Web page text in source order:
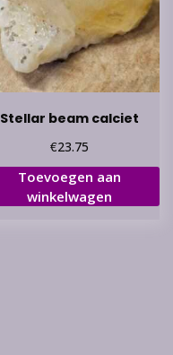
Stellar beam calciet
€23.75
Toevoegen aan
winkelwagen